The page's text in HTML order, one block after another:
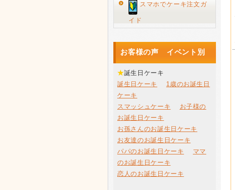
スマホでケーキ注文ガ
イド
お客様の声 イベント別
★誕生日ケーキ
誕生日ケーキ
1歳のお誕生日
ケーキ
スマッシュケーキ
お子様の
お誕生日ケーキ
お孫さんのお誕生日ケーキ
お友達のお誕生日ケーキ
パパのお誕生日ケーキ
ママ
のお誕生日ケーキ
恋人のお誕生日ケーキ